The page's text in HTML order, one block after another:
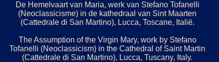
De Hemelvaart van Maria, werk van Stefano Tofanelli
(Neoclassicisme) in de kathedraal van Sint Maarten
(Cattedrale di San Martino), Lucca, Toscane, Italië.
The Assumption of the Virgin Mary, work by Stefano
Tofanelli (Neoclassicism) in the Cathedral of Saint Martin
(Cattedrale di San Martino), Lucca, Tuscany, Italy.